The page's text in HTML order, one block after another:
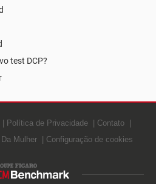
test DCP?
Política de Privacidade
Contato
Mulher Configuração de cookies